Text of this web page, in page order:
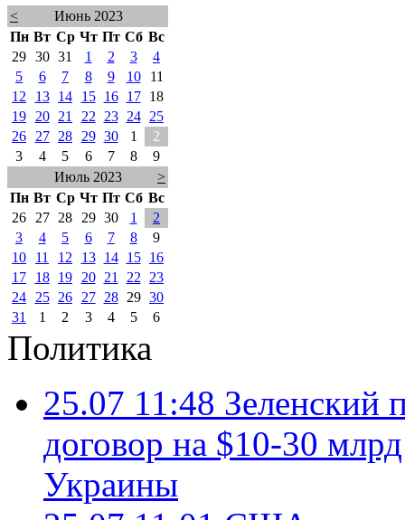
<
Июнь 2023
Пн Вт Ср Чт Пт Сб Вс
29 30 31 1 2 3
4
5
6 7 8 9 10
11
12
13 14 15 16 17
18
19
20 21 22 23 24
25
26
27 28 29 30 1
2
3
4 5 6 7 8
9
Июль 2023
>
Пн Вт Ср Чт Пт Сб Вс
26
27 28 29 30 1
2
3
4 5 6 7 8
9
10
11 12 13 14 15
16
17
18 19 20 21 22
23
24
25 26 27 28 29 30
31
1 2 3 4 5 6
Политика
25.07 11:48 Зеленский
договор на $10-30
Украины